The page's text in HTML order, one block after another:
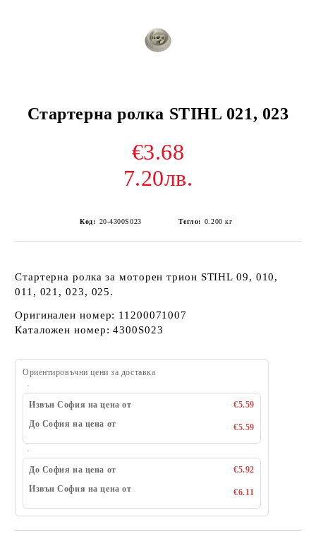
Стартерна ролка STIHL 021, 023
€3.68
7.20лв.
Код: 20-4300S023 Тегло: 0.200 кг
Стартерна ролка за моторен трион STIHL 09, 010,
011, 021, 023, 025.
Оригинален номер: 11200071007
Каталожен номер: 4300S023
Ориентировъчни цени за доставка
Извън София на цена от
€5.59
До София на цена от
€5.59
До София на цена от
€5.92
Извън София на цена от
€6.11